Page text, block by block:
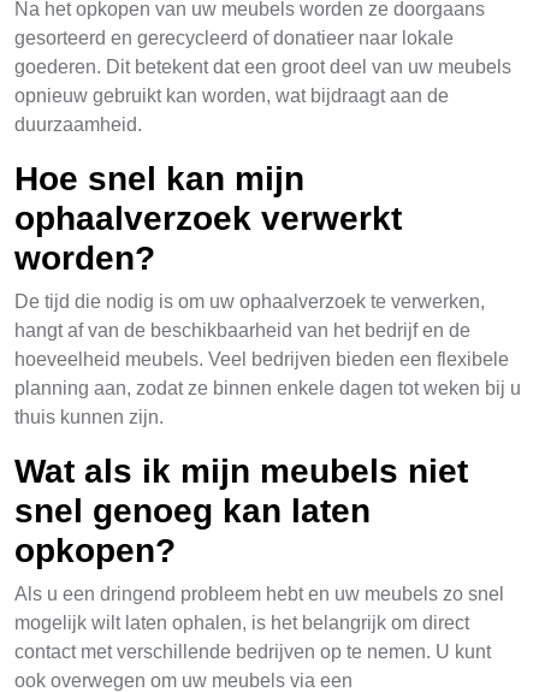
Na het opkopen van uw meubels worden ze doorgaans
gesorteerd en gerecycleerd of donatieer naar lokale
goederen. Dit betekent dat een groot deel van uw meubels
opnieuw gebruikt kan worden, wat bijdraagt aan de
duurzaamheid.
Hoe snel kan mijn
ophaalverzoek verwerkt
worden?
De tijd die nodig is om uw ophaalverzoek te verwerken,
hangt af van de beschikbaarheid van het bedrijf en de
hoeveelheid meubels. Veel bedrijven bieden een flexibele
planning aan, zodat ze binnen enkele dagen tot weken bij u
thuis kunnen zijn.
Wat als ik mijn meubels niet
snel genoeg kan laten
opkopen?
Als u een dringend probleem hebt en uw meubels zo snel
mogelijk wilt laten ophalen, is het belangrijk om direct
contact met verschillende bedrijven op te nemen. U kunt
ook overwegen om uw meubels via een